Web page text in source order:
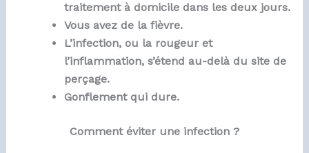
traitement à domicile dans les deux jours.
Vous avez de la fièvre.
L’infection, ou la rougeur et
l’inflammation, s’étend au-delà du site de
perçage.
Gonflement qui dure.
Comment éviter une infection ?